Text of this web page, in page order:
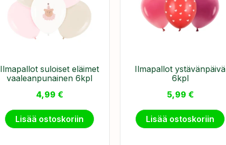
Ilmapallot suloiset eläimet
vaaleanpunainen 6kpl
4,99 €
Lisää ostoskoriin
Ilmapallot ystävänpäivä
6kpl
5,99 €
Lisää ostoskoriin